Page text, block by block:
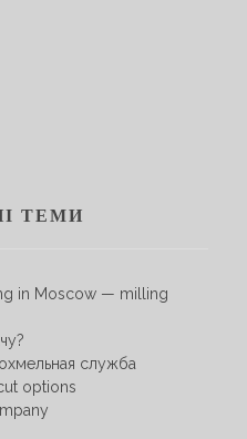
ТЕМИ
in Moscow — milling
служба
options